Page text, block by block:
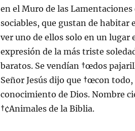
en el Muro de las
sociables, que gustan de habitar
ver uno de ellos solo en un lugar
expresión de la más triste
baratos. Se vendí­an †œdos
Señor Jesús dijo que †œcon todo,
conocimiento de Dios. Nombre
†¢Animales de la Biblia.